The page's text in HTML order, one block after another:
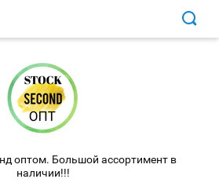
оптом. Большой ассортимент в
наличии!!!